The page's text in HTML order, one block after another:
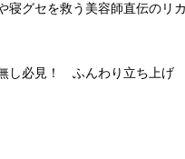
寝グセを救う美容師直伝のリ
し必見！ ふんわり立ち上げ